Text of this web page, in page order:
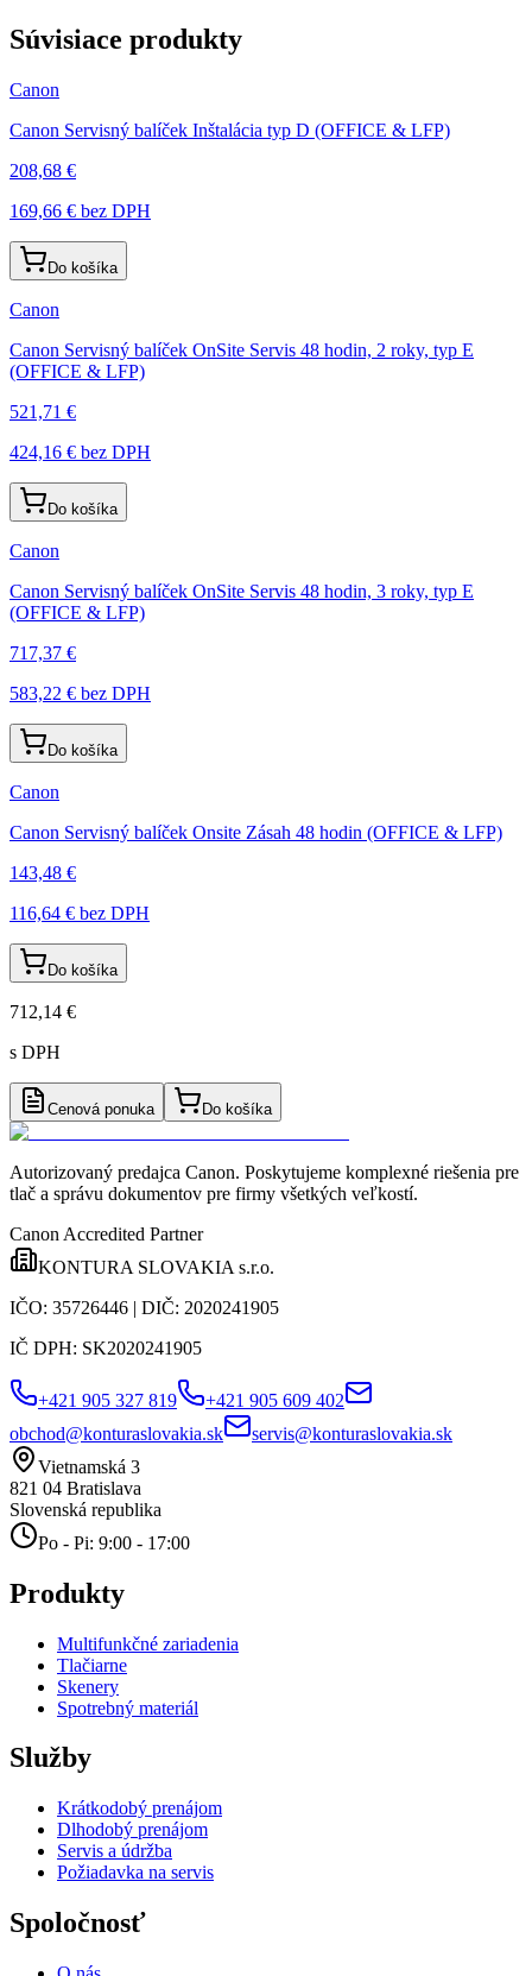
Súvisiace produkty
Canon
Canon Servisný balíček Inštalácia typ D (OFFICE & LFP)
208,68 €
169,66 € bez DPH
Do košíka
Canon
Canon Servisný balíček OnSite Servis 48 hodin, 2 roky, typ E
(OFFICE & LFP)
521,71 €
424,16 € bez DPH
Do košíka
Canon
Canon Servisný balíček OnSite Servis 48 hodin, 3 roky, typ E
(OFFICE & LFP)
717,37 €
583,22 € bez DPH
Do košíka
Canon
Canon Servisný balíček Onsite Zásah 48 hodin (OFFICE & LFP)
143,48 €
116,64 € bez DPH
Do košíka
712,14 €
s DPH
Cenová ponuka Do košíka
Autorizovaný predajca Canon. Poskytujeme komplexné riešenia pre
tlač a správu dokumentov pre firmy všetkých veľkostí.
Canon Accredited Partner
KONTURA SLOVAKIA s.r.o.
IČO: 35726446 | DIČ: 2020241905
IČ DPH: SK2020241905
+421 905 327 819
+421 905 609 402
obchod@konturaslovakia.sk
servis@konturaslovakia.sk
Vietnamská 3
821 04 Bratislava
Slovenská republika
Po - Pi: 9:00 - 17:00
Produkty
Multifunkčné zariadenia
Tlačiarne
Skenery
Spotrebný materiál
Služby
Krátkodobý prenájom
Dlhodobý prenájom
Servis a údržba
Požiadavka na servis
Spoločnosť